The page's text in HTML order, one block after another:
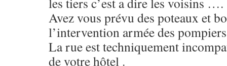
Avez vous prévu des poteaux et
l’intervention armée des
La rue est techniquement
de votre hôtel .